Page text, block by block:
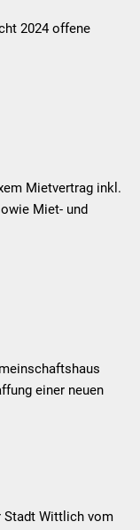
2024 offene
Mietvertrag inkl.
Miet- und
einer neuen
Stadt Wittlich vom